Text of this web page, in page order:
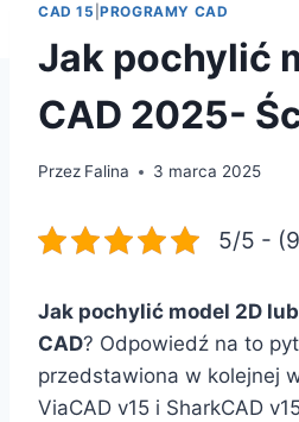
CAD 15 |PROGRAMY CAD
Jak pochylić
CAD 2025-
Przez Falina 3 marca 2025
5/5 -
Jak pochylić model 2D
CAD? Odpowiedź na to
przedstawiona w kolejnej
ViaCAD v15 i SharkCAD